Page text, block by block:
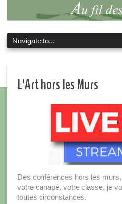
L’Art hors les Murs
Des conférences hors les
votre canapé, votre classe, je
toutes circonstances.